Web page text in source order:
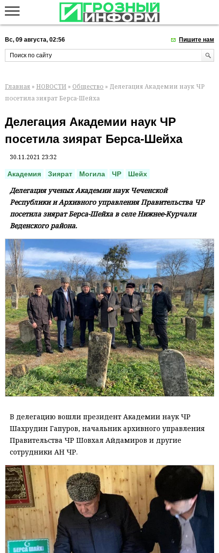
Вс, 09 августа, 02:56 Пишите нам
Главная » НОВОСТИ » Общество » Делегация Академии наук ЧР
посетила зиярат Берса-Шейха
Делегация Академии наук ЧР
посетила зиярат Берса-Шейха
30.11.2021 23:32
Академия Зиярат Могила ЧР Шейх
Делегация ученых Академии наук Чеченской
Республики и Архивного управления Правительства ЧР
посетила зиярат Берса-Шейха в селе Нижнее-Курчали
Веденского района.
В делегацию вошли президент Академии наук ЧР
Шахрудин Гапуров, начальник архивного управления
Правительства ЧР Шовхал Айдамиров и другие
сотрудники АН ЧР.